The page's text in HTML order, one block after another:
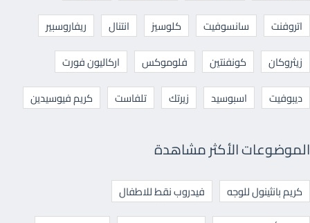
اتروفنت
سانسوفيت كلوسيز انتنال
ريفاروسبير
زيثروكان
كونفنتين فلوموكس
اركاليون فورت
ديبوفيت
اسبوسيد زيرتك تلفاست كريم فيوسيدين
الموضوعات الأكثر مشاهدة
كريم بانثينول للوجه
فيدروب نقط للاطفال